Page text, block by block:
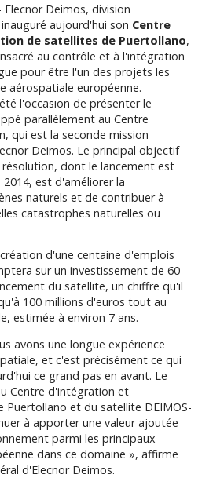
Deimos, division
aujourd'hui son Centre
de satellites de Puertollano,
au contrôle et à l'intégration
pour être l'un des projets les
aérospatiale européenne.
l'occasion de présenter le
parallèlement au Centre
qui est la seconde mission
Deimos. Le principal objectif
dont le lancement est
est d'améliorer la
naturels et de contribuer à
catastrophes naturelles ou
d'une centaine d'emplois
sur un investissement de 60
du satellite, un chiffre qu'il
100 millions d'euros tout au
estimée à environ 7 ans.
avons une longue expérience
et c'est précisément ce qui
ce grand pas en avant. Le
Centre d'intégration et
et du satellite DEIMOS-
à apporter une valeur ajoutée
parmi les principaux
dans ce domaine », affirme
d'Elecnor Deimos.